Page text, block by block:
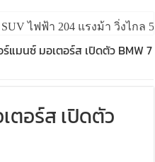
SUV ไฟฟ้า 204 แรงม้า วิ่งไกล
แมนซ์ มอเตอร์ส เปิดตัว BMW 7
ตอร์ส เปิดตัว